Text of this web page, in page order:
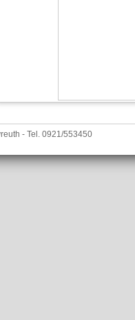
- Tel. 0921/553450